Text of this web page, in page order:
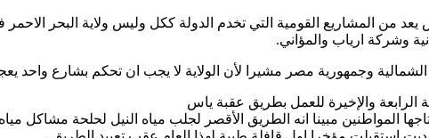
المشاريع القومية التي تخدم الدولة ككل وليس ولاية البحر الاحمر
وشركة ارياب والمؤاني.
الشمالية وجمهورية مصر مشيرا لأن الولاية لا يجب ان تحكم بشارع واحد
والإخيرة للعمل بطريق عقبة ياس
المواطنين مبينا انه الطريق الأقصر لجلب مياه النيل لحلحة مشاكل